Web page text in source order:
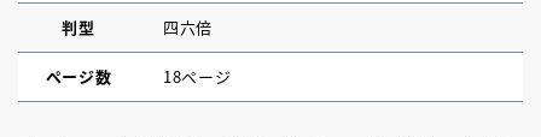
判型 四六倍
ページ数 18ページ